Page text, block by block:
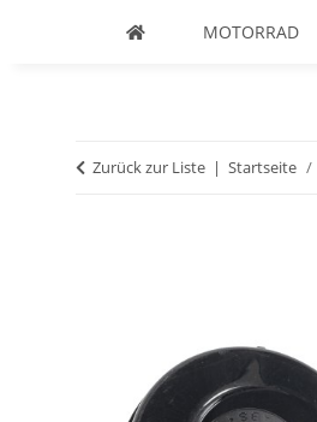
MOTORRAD
Zurück zur Liste Startseite